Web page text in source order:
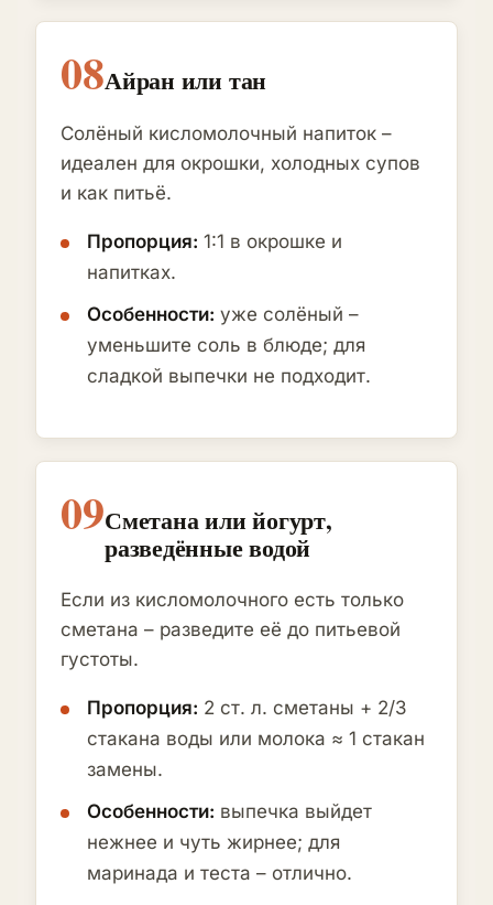
08Айран или тан
Солёный кисломолочный напиток –
идеален для окрошки, холодных супов
и как питьё.
Пропорция: 1:1 в окрошке и
напитках.
Особенности: уже солёный –
уменьшите соль в блюде; для
сладкой выпечки не подходит.
09Сметана или йогурт,
разведённые водой
Если из кисломолочного есть только
сметана – разведите её до питьевой
густоты.
Пропорция: 2 ст. л. сметаны + 2/3
стакана воды или молока ≈ 1 стакан
замены.
Особенности: выпечка выйдет
нежнее и чуть жирнее; для
маринада и теста – отлично.